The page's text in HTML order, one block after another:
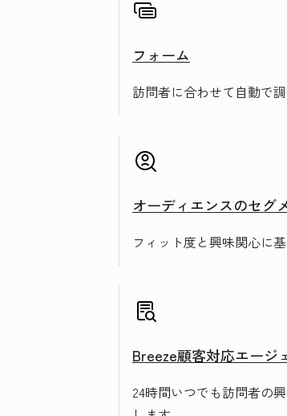
フォーム
訪問者に合わせて自動で
オーディエンスのセグ
フィット度と興味関心に
Breeze顧客対応エージ
24時間いつでも訪問者の